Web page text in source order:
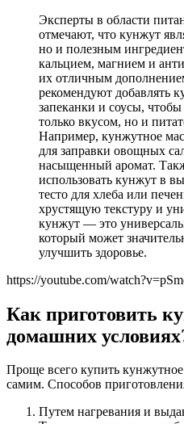
Эксперты в области
отмечают, что кунжут
но и полезным
кальцием, магнием и
их отличным
рекомендуют добавлять
запеканки и соусы,
только вкусом, но и
Например, кунжутное
для заправки овощных
насыщенный аромат.
использовать кунжут в
тесто для хлеба или
хрустящую текстуру и
кунжут — это
который может
улучшить здоровье.
https://youtube.com/
Как приготовить
домашних
Проще всего купить
самим. Способов
Путем нагревания и